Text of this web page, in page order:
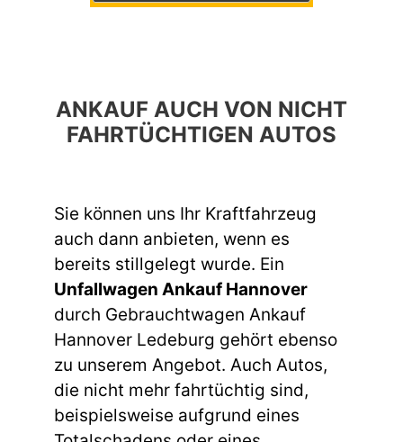
ANKAUF AUCH VON NICHT
FAHRTÜCHTIGEN AUTOS
Sie können uns Ihr Kraftfahrzeug
auch dann anbieten, wenn es
bereits stillgelegt wurde. Ein
Unfallwagen Ankauf Hannover
durch Gebrauchtwagen Ankauf
Hannover Ledeburg gehört ebenso
zu unserem Angebot. Auch Autos,
die nicht mehr fahrtüchtig sind,
beispielsweise aufgrund eines